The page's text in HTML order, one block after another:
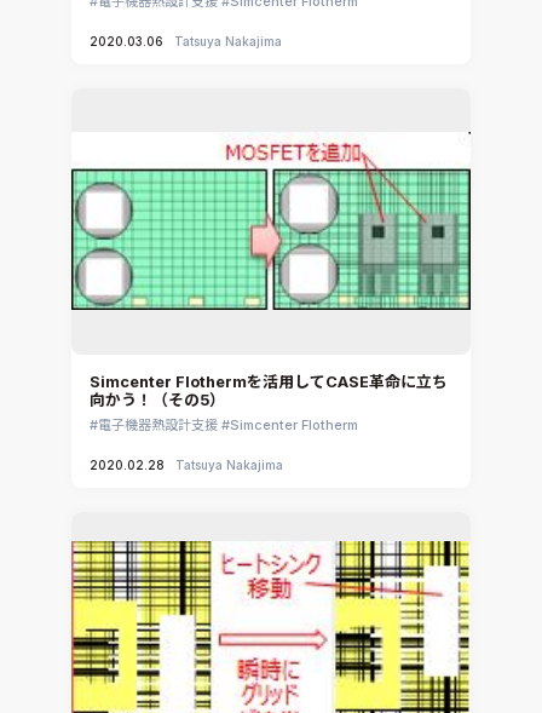
2020.03.06 Tatsuya Nakajima
Simcenter Flothermを活用してCASE革命に立ち
向かう！（その5）
電子機器熱設計支援 Simcenter Flotherm
2020.02.28 Tatsuya Nakajima